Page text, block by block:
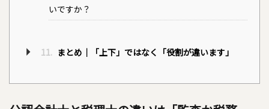
いですか？
11. まとめ｜「上下」ではなく「役割が違います」